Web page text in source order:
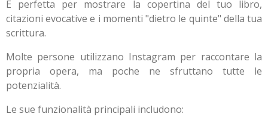
È perfetta per mostrare la copertina del tuo libro,
citazioni evocative e i momenti "dietro le quinte" della tua
scrittura.
Molte persone utilizzano Instagram per raccontare la
propria opera, ma poche ne sfruttano tutte le
potenzialità.
Le sue funzionalità principali includono: